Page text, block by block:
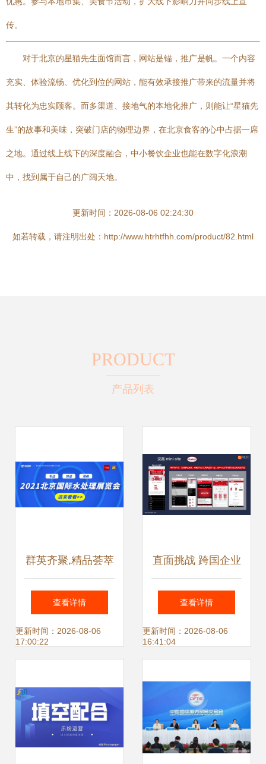
传。
对于北京的星猫先生面馆而言，网站是锚，推广是帆。一个内容
充实、体验流畅、优化到位的网站，能有效承接推广带来的流量并将
其转化为忠实顾客。而多渠道、接地气的本地化推广，则能让“星猫先
生”的故事和美味，突破门店的物理边界，在北京食客的心中占据一席
之地。通过线上线下的深度融合，中小餐饮企业也能在数字化浪潮
中，找到属于自己的广阔天地。
更新时间：2026-08-06 02:24:30
如若转载，请注明出处：http://www.htrhtfhh.com/product/82.html
PRODUCT
产品列表
群英齐聚,精品荟萃
丨2021北京国际水
展 天尔仪器期待您
查看详情
更新时间：2026-08-06
17:00:22
直面挑战 跨国企业
私域流量的集中式
管理创新——基于
中小企业网站推广
的拓展
查看详情
更新时间：2026-08-06
16:41:04